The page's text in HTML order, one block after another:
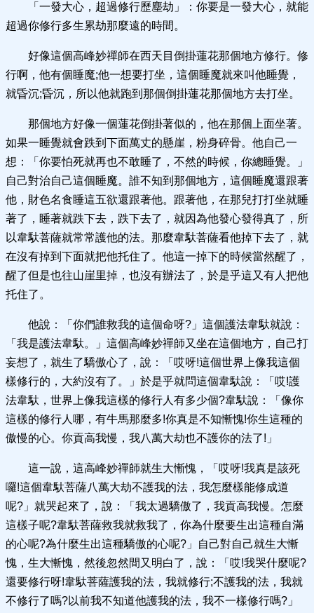
「一發大心，超過修行歷塵劫」：你要是一發大心，就能
超過你修行多生累劫那麼遠的時間。
好像這個高峰妙禪師在西天目倒掛蓮花那個地方修行。修
行啊，他有個睡魔;他一想要打坐，這個睡魔就來叫他睡覺，
就昏沉;昏沉，所以他就跑到那個倒掛蓮花那個地方去打坐。
那個地方好像一個蓮花倒掛著似的，他在那個上面坐著。
如果一睡覺就會跌到下面萬丈的懸崖，粉身碎骨。他自己一
想：「你要怕死就再也不敢睡了，不然的時候，你總睡覺。」
自己對治自己這個睡魔。誰不知到那個地方，這個睡魔還跟著
他，財色名食睡這五欲還跟著他。跟著他，在那兒打打坐就睡
著了，睡著就跌下去，跌下去了，就因為他發心發得真了，所
以韋馱菩薩就常常護他的法。那麼韋馱菩薩看他掉下去了，就
在沒有掉到下面就把他托住了。他這一掉下的時候當然醒了，
醒了但是也往山崖里掉，也沒有辦法了，於是乎這又有人把他
托住了。
他說：「你們誰救我的這個命呀?」這個護法韋馱就說：
「我是護法韋馱。」這個高峰妙禪師又坐在這個地方，自己打
妄想了，就生了驕傲心了，說：「哎呀!這個世界上像我這個
樣修行的，大約沒有了。」於是乎就問這個韋馱說：「哎!護
法韋馱，世界上像我這樣的修行人有多少個?韋馱說：「像你
這樣的修行人哪，有牛馬那麼多!你真是不知慚愧!你生這種的
傲慢的心。你貢高我慢，我八萬大劫也不護你的法了!」
這一說，這高峰妙禪師就生大慚愧，「哎呀!我真是該死
囉!這個韋馱菩薩八萬大劫不護我的法，我怎麼樣能修成道
呢?」就哭起來了，說：「我太過驕傲了，我貢高我慢。怎麼
這樣子呢?韋馱菩薩救我就救我了，你為什麼要生出這種自滿
的心呢?為什麼生出這種驕傲的心呢?」自己對自己就生大慚
愧，生大慚愧，然後忽然間又明白了，說：「哎!我哭什麼呢?
還要修行呀!韋馱菩薩護我的法，我就修行;不護我的法，我就
不修行了嗎?以前我不知道他護我的法，我不一樣修行嗎?」